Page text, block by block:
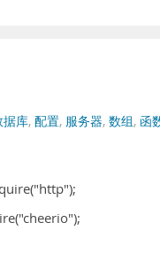
据库, 配置, 服务器, 数组, 函